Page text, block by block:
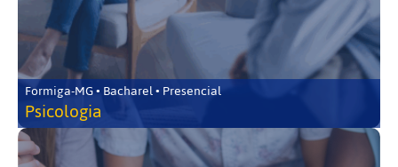
Formiga-MG • Bacharel • Presencial
Psicologia